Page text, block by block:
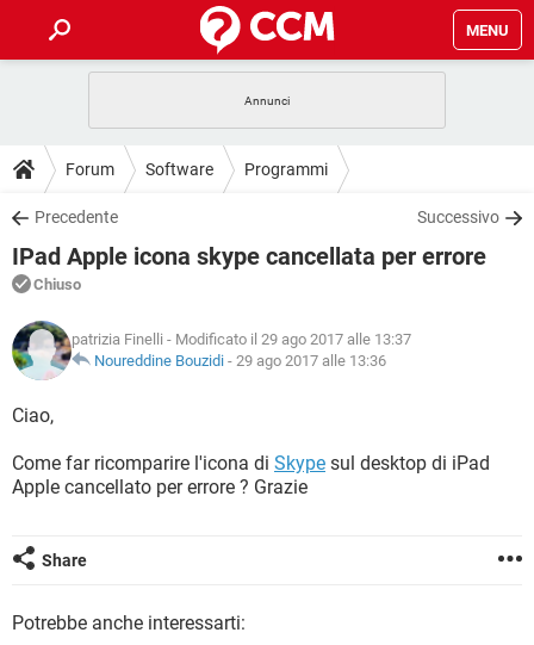
MENU
INTRATTENIMENTO ANDROID
iOS
INSTAGRAM WHATSAPP
TIKTOK
HARDWARE
GUIDE
COVID-19 GAMING
iOS
INSTAGRAM
TIKTOK FACEBOOK
DOWNLOAD
COVID-19 GAMING
INTRATTENIMENTO
iOS WINDOWS 10
INSTAGRAM
TIKTOK
HARDWARE
FORUM
COVID-19
INTRATTENIMENTO ANDROID
TIKTOK FACEBOOK
GLOSSARIO
COVID-19
INTRATTENIMENTO
iOS WINDOWS 10
INSTAGRAM
Forum Software Programmi
Precedente Successivo
IPad Apple icona skype cancellata per errore
Chiuso
patrizia Finelli - Modificato il 29 ago 2017 alle 13:37
Noureddine Bouzidi - 29 ago 2017 alle 13:36
Ciao,
Come far ricomparire l'icona di Skype sul desktop di iPad
Apple cancellato per errore ? Grazie
Share
Potrebbe anche interessarti: